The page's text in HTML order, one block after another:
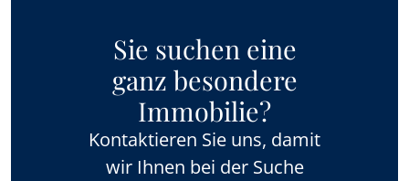
Sie suchen eine
ganz besondere
Immobilie?
Kontaktieren Sie uns, damit
wir Ihnen bei der Suche